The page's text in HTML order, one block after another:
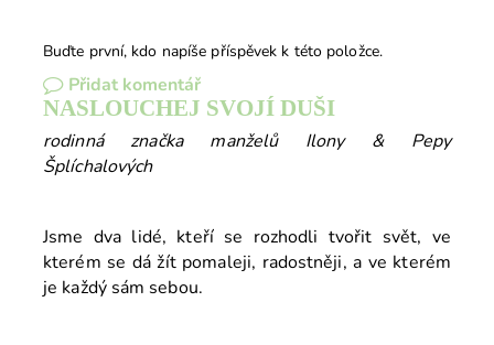
Buďte první, kdo napíše příspěvek k této položce.
Přidat komentář
NASLOUCHEJ SVOJÍ DUŠI
rodinná značka manželů Ilony & Pepy
Šplíchalových
Jsme dva lidé, kteří se rozhodli tvořit svět, ve
kterém se dá žít pomaleji, radostněji, a ve kterém
je každý sám sebou.